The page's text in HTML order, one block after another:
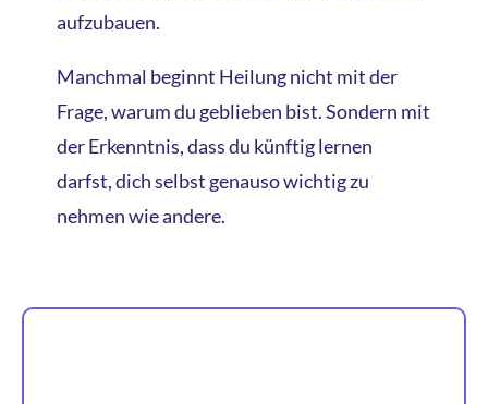
aufzubauen.
Manchmal beginnt Heilung nicht mit der
Frage, warum du geblieben bist. Sondern mit
der Erkenntnis, dass du künftig lernen
darfst, dich selbst genauso wichtig zu
nehmen wie andere.